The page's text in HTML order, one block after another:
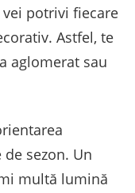
potrivi fiecare
Astfel, te
aglomerat sau
sezon. Un
multă lumină